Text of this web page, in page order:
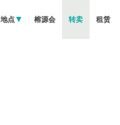
地点 榕源会 转卖 租赁